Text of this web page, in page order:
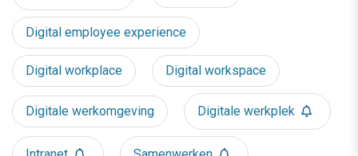
Digital employee experience
Digital workplace Digital workspace
Digitale werkomgeving Digitale werkplek